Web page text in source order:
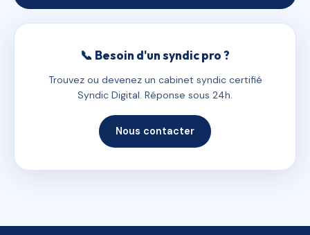
📞 Besoin d'un syndic pro ?
Trouvez ou devenez un cabinet syndic certifié
Syndic Digital. Réponse sous 24h.
Nous contacter